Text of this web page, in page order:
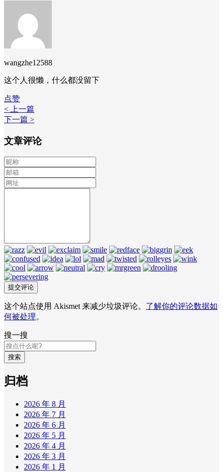
wangzhe12588
这个人很懒，什么都没留下
点赞
< 上一篇
下一篇 >
文章评论
这个站点使用 Akismet 来减少垃圾评论。 了解你的评论数据如
何被处理。
搜一搜
搜索
归档
2026 年 8 月
2026 年 7 月
2026 年 6 月
2026 年 5 月
2026 年 4 月
2026 年 3 月
2026 年 1 月